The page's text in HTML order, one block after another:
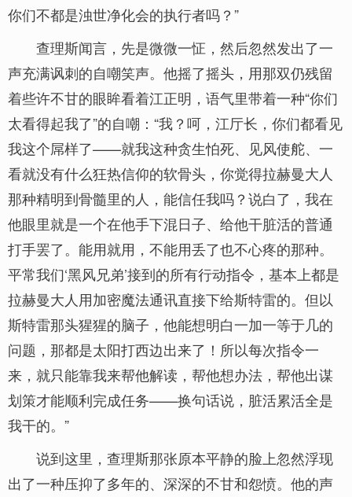
你们不都是浊世净化会的执行者吗？”
查理斯闻言，先是微微一怔，然后忽然发出了一
声充满讽刺的自嘲笑声。他摇了摇头，用那双仍残留
着些许不甘的眼眸看着江正明，语气里带着一种“你们
太看得起我了”的自嘲：“我？呵，江厅长，你们都看见
我这个屌样了——就我这种贪生怕死、见风使舵、一
看就没有什么狂热信仰的软骨头，你觉得拉赫曼大人
那种精明到骨髓里的人，能信任我吗？说白了，我在
他眼里就是一个在他手下混日子、给他干脏活的普通
打手罢了。能用就用，不能用丢了也不心疼的那种。
平常我们‘黑风兄弟’接到的所有行动指令，基本上都是
拉赫曼大人用加密魔法通讯直接下给斯特雷的。但以
斯特雷那头猩猩的脑子，他能想明白一加一等于几的
问题，那都是太阳打西边出来了！所以每次指令一
来，就只能靠我来帮他解读，帮他想办法，帮他出谋
划策才能顺利完成任务——换句话说，脏活累活全是
我干的。”
说到这里，查理斯那张原本平静的脸上忽然浮现
出了一种压抑了多年的、深深的不甘和怨愤。他的声